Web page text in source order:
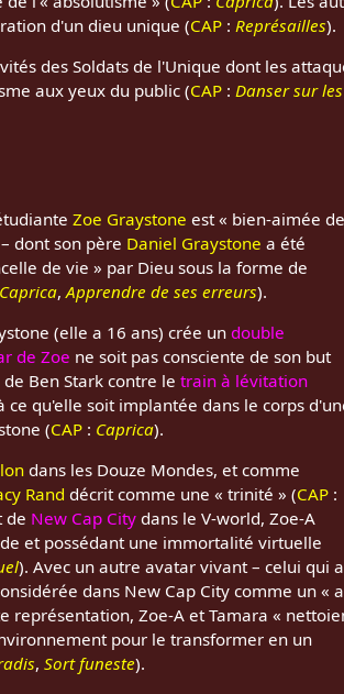
d'un dieu unique (CAP : Représailles).
des Soldats de l'Unique dont les
aux yeux du public (CAP : Danser sur les
Zoe Graystone est « bien-aimée de
dont son père Daniel Graystone a été
de vie » par Dieu sous la forme de
Caprica,Apprendre de ses erreurs).
(elle a 16 ans) crée undouble
de Zoe ne soit pas consciente de son but
Ben Stark contre letrain à lévitation
qu'elle soit implantée dans le corps
(CAP : Caprica).
dans les Douze Mondes, et comme
Rand décrit comme une « trinité » (CAP :
de New Cap City dans le V-world, Zoe-A
et possédant une immortalité virtuelle
). Avec un autre avatar vivant – celui qui a
dans New Cap City comme un «
représentation, Zoe-A et Tamara «
pour le transformer en un
,Sort funeste).